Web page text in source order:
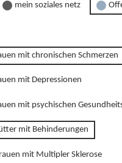
mein soziales netz
mit chronischen Schmerzen
mit Depressionen
mit psychischen
mit Behinderungen
mit Multipler Sklerose